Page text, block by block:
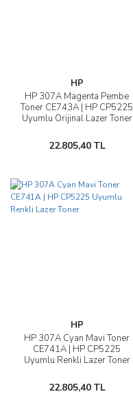
HP
HP 307A Magenta Pembe
Toner CE743A | HP CP5225
Uyumlu Orijinal Lazer Toner
22.805,40 TL
HP
HP 307A Cyan Mavi Toner
CE741A | HP CP5225
Uyumlu Renkli Lazer Toner
22.805,40 TL